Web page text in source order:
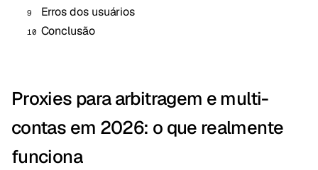
Erros dos usuários
Conclusão
Proxies para arbitragem e multi-
contas em 2026: o que realmente
funciona